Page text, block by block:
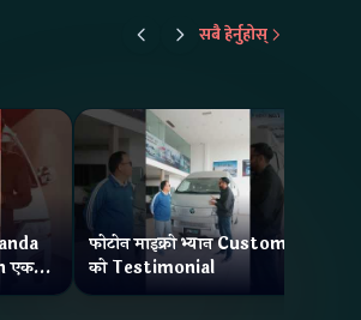
सबै हेर्नुहोस्
फोटोन माइक्रो भ्यान Customer
को Testimonial